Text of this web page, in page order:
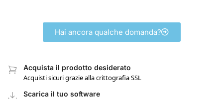
Hai ancora qualche domanda?
Acquista il prodotto desiderato
Acquisti sicuri grazie alla crittografia SSL
Scarica il tuo software